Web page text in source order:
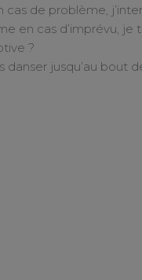
cas de problème,
en cas d’imprévu,
?
danser jusqu’au bout